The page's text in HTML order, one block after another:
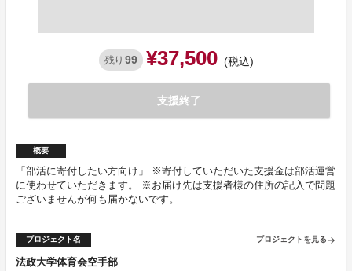
残り 99 ¥37,500 (税込)
支援終了
概要
「部活に寄付したい方向け」 ※寄付していただいた支援金は部活運営
に使わせていただきます。 ※お届け先は支援者様の住所の記入で問題
ございませんが何も届かないです。
プロジェクト名 プロジェクトを見る arrow_forward
法政大学体育会空手部